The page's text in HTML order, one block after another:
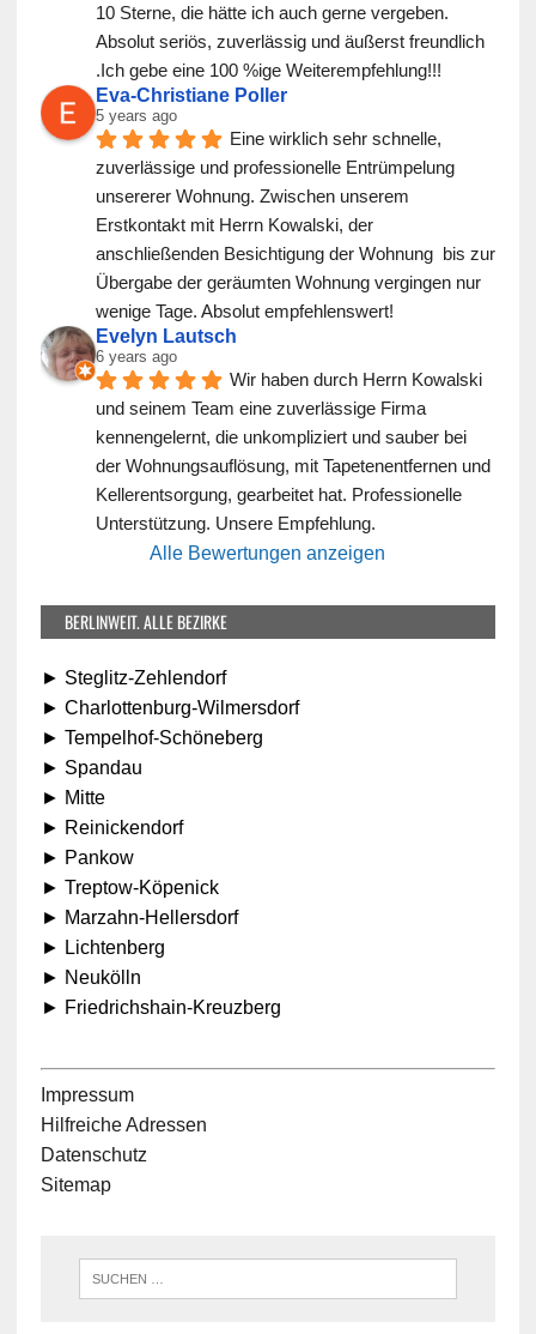
10 Sterne, die hätte ich auch gerne vergeben.
Absolut seriös, zuverlässig und äußerst freundlich
.Ich gebe eine 100 %ige Weiterempfehlung!!!
Eva-Christiane Poller
5 years ago
Eine wirklich sehr schnelle,
zuverlässige und professionelle Entrümpelung
unsererer Wohnung. Zwischen unserem
Erstkontakt mit Herrn Kowalski, der
anschließenden Besichtigung der Wohnung  bis zur
Übergabe der geräumten Wohnung vergingen nur
wenige Tage. Absolut empfehlenswert!
Evelyn Lautsch
6 years ago
Wir haben durch Herrn Kowalski
und seinem Team eine zuverlässige Firma
kennengelernt, die unkompliziert und sauber bei
der Wohnungsauflösung, mit Tapetenentfernen und
Kellerentsorgung, gearbeitet hat. Professionelle
Unterstützung. Unsere Empfehlung.
Alle Bewertungen anzeigen
BERLINWEIT. ALLE BEZIRKE
► Steglitz-Zehlendorf
► Charlottenburg-Wilmersdorf
► Tempelhof-Schöneberg
► Spandau
► Mitte
► Reinickendorf
► Pankow
► Treptow-Köpenick
► Marzahn-Hellersdorf
► Lichtenberg
► Neukölln
► Friedrichshain-Kreuzberg
Impressum
Hilfreiche Adressen
Datenschutz
Sitemap